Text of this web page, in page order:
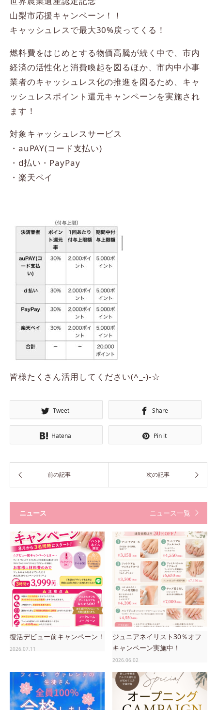
山梨市応援キャンペーン！！
キャッシュレスで最大30%戻ってくる！
燃料費をはじめとする物価高騰が続く中で、市内
経済の活性化と消費喚起を図るほか、市内中小事
業者のキャッシュレス化の推進を図るため、キャ
ッシュレスポイント還元キャンペーンを実施され
ます！
対象キャッシュレスサービス
・auPAY(コード支払い)
・d払い・PayPay
・楽天ペイ
皆様たくさん活用してください(^_-)-☆
Tweet Share
Hatena Pin it
ニュース ニュース一覧
復活デビュー前キャンペーン！
2026.07.11
ジュニアネイリスト30％オフ
キャンペーン実施中！
2026.06.02